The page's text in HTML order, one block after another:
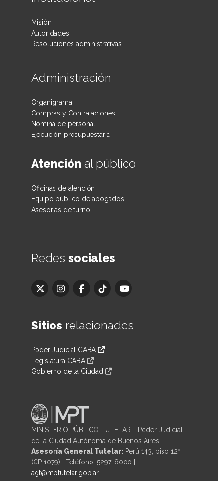
Misión
Autoridades
Resoluciones administrativas
Administración
Organigrama
Compras y Contrataciones
Nómina de personal
Ejecución presupuestaria
Atención al público
Oficinas de atención
Equipo público de abogados
Asesorías de turno
Redes sociales
Sitios relacionados
Poder Judicial CABA
Legislatura CABA
Gobierno de la Ciudad
MINISTERIO PÚBLICO TUTELAR - Poder Judicial
de la Ciudad Autónoma de Buenos Aires.
Asesoría General Tutelar: Perú 143, piso 12º
(CP 1079) | Teléfono: 5297-8000 |
agt@mptutelar.gob.ar